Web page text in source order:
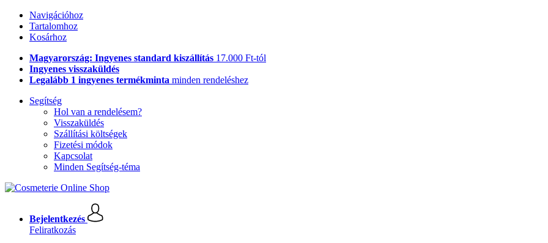
Navigációhoz
Tartalomhoz
Kosárhoz
Magyarország: Ingyenes standard kiszállítás 17.000 Ft-tól
Ingyenes visszaküldés
Legalább 1 ingyenes termékminta minden rendeléshez
Segítség
Hol van a rendelésem?
Visszaküldés
Szállítási költségek
Fizetési módok
Kapcsolat
Minden Segítség-téma
Bejelentkezés
Feliratkozás